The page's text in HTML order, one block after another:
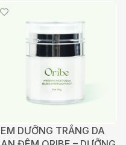
DƯỠNG TRẮNG DA